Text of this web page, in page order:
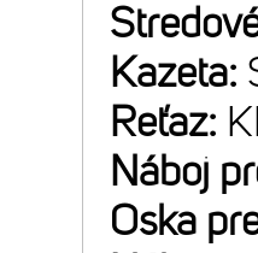
Kazeta:
Reťaz:
Náboj
Oska